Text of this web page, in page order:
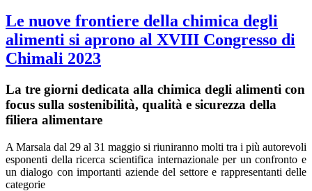
Le nuove frontiere della chimica degli
alimenti si aprono al XVIII Congresso di
Chimali 2023
La tre giorni dedicata alla chimica degli alimenti con
focus sulla sostenibilità, qualità e sicurezza della
filiera alimentare
A Marsala dal 29 al 31 maggio si riuniranno molti tra i più autorevoli
esponenti della ricerca scientifica internazionale per un confronto e
un dialogo con importanti aziende del settore e rappresentanti delle
categorie